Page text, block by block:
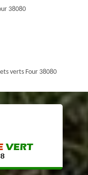
38080
verts Four 38080